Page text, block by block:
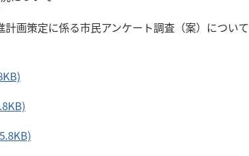
画策定に係る市民アンケート調査（案）について